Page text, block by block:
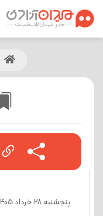
پنجشنبه 28 خرداد 1405 / خواندن: 1 دقیقه